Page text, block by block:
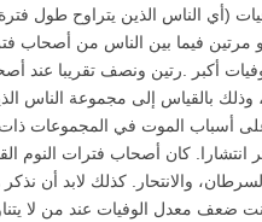
(أي الناس الذين يتراوح طول
فيما بين الناس من أصحاب
أكبر .رتين ونصف تقريبا عند
بالقياس إلى مجموعة الناس
أسباب الموت في المجموعات ذات
انتشارا. كان أصحاب فترات النوم
والانتحار. كذلك لابد أن
ضعف معدل الوفيات عند من لا